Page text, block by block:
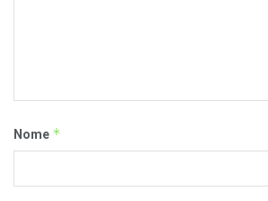
Nome *